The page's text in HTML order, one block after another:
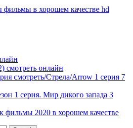
фильмы в хорошем качестве hd
онлайн
смотреть/Стрела/Arrow 1 серия 7
1 серия. Мир дикого запада 3
2020 в хорошем качестве